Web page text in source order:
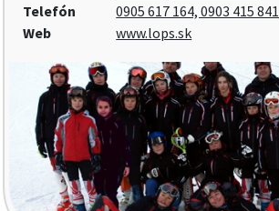
Telefón
0905 617 164, 0903 415 841
Web
www.lops.sk